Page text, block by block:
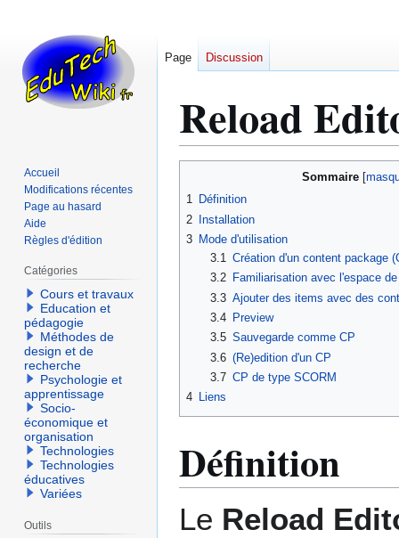
Reload
navigation
recherche
Sommaire
1 Définition
2
Installation
3 Mode d'utilisation
3.1 Création d'un content package
3.2
Familiarisation avec l'espace
3.3 Ajouter des items avec des
3.4
Preview
3.5 Sauvegarde comme CP
3.6 (Re)edition d'un CP
3.7 CP de type SCORM
4 Liens
Définition
Le Reload
Page Discussion
Accueil
Modifications récentes
Page au hasard
Aide
Règles d'édition
Catégories
Cours et travaux
Education et
pédagogie
Méthodes de
design et de
recherche
Psychologie et
apprentissage
Socio-
économique et
organisation
Technologies
Technologies
éducatives
Variées
Outils